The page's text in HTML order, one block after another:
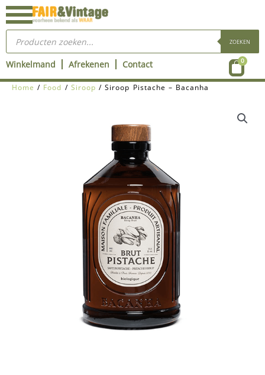
Ga
naar
inhoud
Producten
zoeken ZOEKEN
Winkelmand Afrekenen Contact 0
Home / Food / Siroop / Siroop Pistache – Bacanha